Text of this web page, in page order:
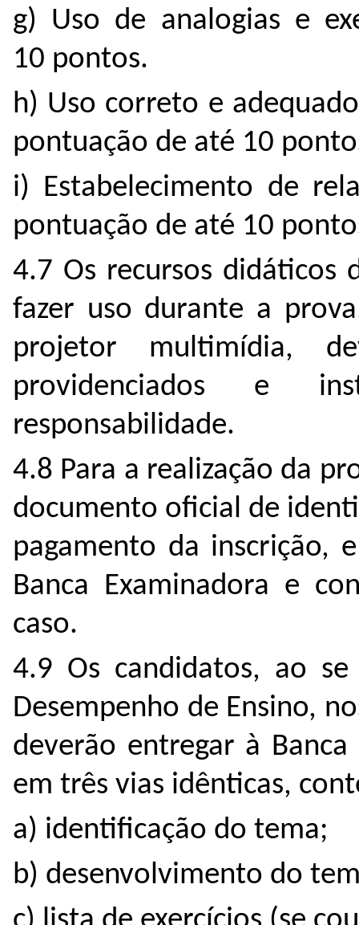
g) Uso de analogias e
10 pontos.
h) Uso correto e
pontuação de até 10
i) Estabelecimento de
pontuação de até 10
4.7 Os recursos didáticos
fazer uso durante a
projetor multimídia,
providenciados e
responsabilidade.
4.8 Para a realização da
documento oficial de
pagamento da inscrição,
Banca Examinadora e
caso.
4.9 Os candidatos, ao
Desempenho de Ensino,
deverão entregar à
em três vias idênticas,
a) identificação do tema;
b) desenvolvimento do